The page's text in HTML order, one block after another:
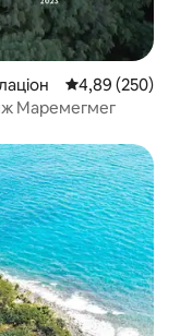
Середня
4,89 (250)
Маремегмег